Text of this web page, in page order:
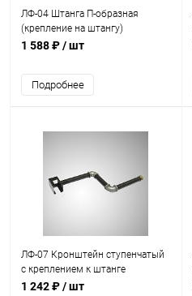
ЛФ-04 Штанга П-образная
(крепление на штангу)
1 588 ₽/ шт
Подробнее
ЛФ-07 Кронштейн ступенчатый
с креплением к штанге
1 242 ₽/ шт